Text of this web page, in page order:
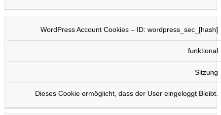
WordPress Account Cookies – ID: wordpress_sec_[hash]
funktional
Sitzung
Dieses Cookie ermöglicht, dass der User eingeloggt Bleibt.